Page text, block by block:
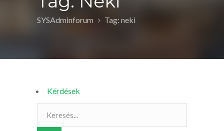
SYSAdminforum Tag: neki
Kérdések